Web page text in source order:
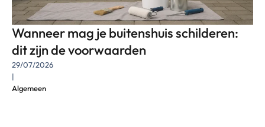
Wanneer mag je buitenshuis schilderen:
dit zijn de voorwaarden
29/07/2026
|
Algemeen